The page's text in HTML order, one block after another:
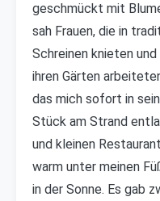
geschmückt mit
sah Frauen, die in
Schreinen knieten
ihren Gärten
das mich sofort in
Stück am Strand
und kleinen
warm unter meinen
in der Sonne. Es gab